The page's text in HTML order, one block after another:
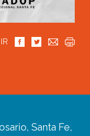
Santa Fe,